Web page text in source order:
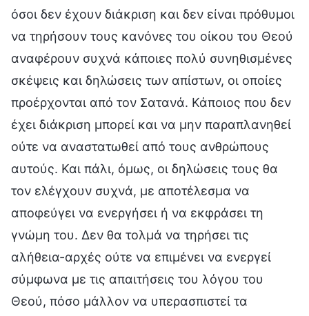
όσοι δεν έχουν διάκριση και δεν είναι πρόθυμοι
να τηρήσουν τους κανόνες του οίκου του Θεού
αναφέρουν συχνά κάποιες πολύ συνηθισμένες
σκέψεις και δηλώσεις των απίστων, οι οποίες
προέρχονται από τον Σατανά. Κάποιος που δεν
έχει διάκριση μπορεί και να μην παραπλανηθεί
ούτε να αναστατωθεί από τους ανθρώπους
αυτούς. Και πάλι, όμως, οι δηλώσεις τους θα
τον ελέγχουν συχνά, με αποτέλεσμα να
αποφεύγει να ενεργήσει ή να εκφράσει τη
γνώμη του. Δεν θα τολμά να τηρήσει τις
αλήθεια-αρχές ούτε να επιμένει να ενεργεί
σύμφωνα με τις απαιτήσεις του λόγου του
Θεού, πόσο μάλλον να υπερασπιστεί τα